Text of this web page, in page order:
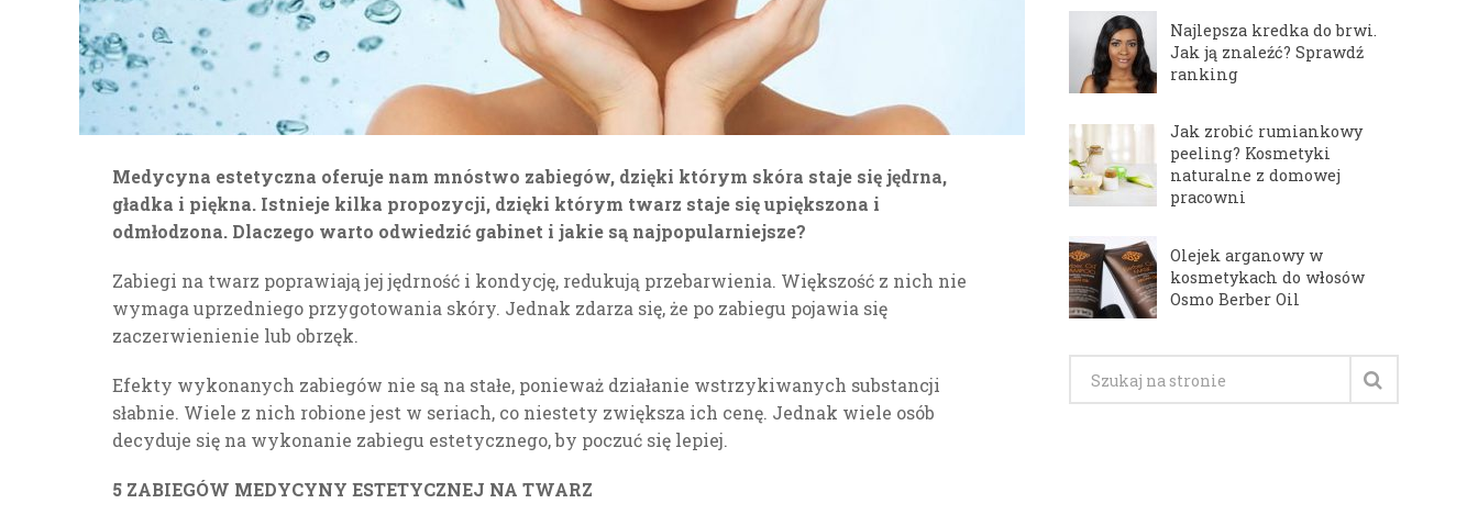
Medycyna estetyczna oferuje nam mnóstwo zabiegów, dzięki którym skóra staje się jędrna,
gładka i piękna. Istnieje kilka propozycji, dzięki którym twarz staje się upiększona i
odmłodzona. Dlaczego warto odwiedzić gabinet i jakie są najpopularniejsze?
Zabiegi na twarz poprawiają jej jędrność i kondycję, redukują przebarwienia. Większość z nich nie
wymaga uprzedniego przygotowania skóry. Jednak zdarza się, że po zabiegu pojawia się
zaczerwienienie lub obrzęk.
Efekty wykonanych zabiegów nie są na stałe, ponieważ działanie wstrzykiwanych substancji
słabnie. Wiele z nich robione jest w seriach, co niestety zwiększa ich cenę. Jednak wiele osób
decyduje się na wykonanie zabiegu estetycznego, by poczuć się lepiej.
5 ZABIEGÓW MEDYCYNY ESTETYCZNEJ NA TWARZ
Najlepsza kredka do brwi.
Jak ją znaleźć? Sprawdź
ranking
Jak zrobić rumiankowy
peeling? Kosmetyki
naturalne z domowej
pracowni
Olejek arganowy w
kosmetykach do włosów
Osmo Berber Oil